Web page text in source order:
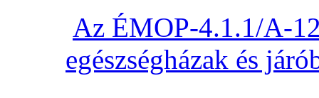
Az ÉMOP-4.1.1/A-
egészségházak és